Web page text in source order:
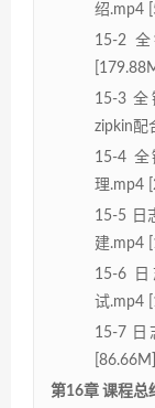
绍.mp4
15-2
15-3
zipkin配
15-4 全
理.mp4
15-5 日
建.mp4
15-6
试.mp4
15-7 日
[86.66M]
第16章 课程总